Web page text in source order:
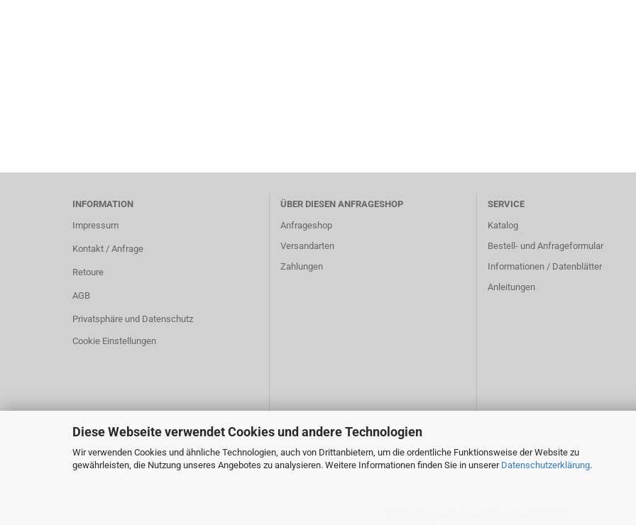
Diese Webseite verwendet Cookies und andere Technologien
Wir verwenden Cookies und ähnliche Technologien, auch von Drittanbietern, um die ordentliche Funktionsweise der Website zu
gewährleisten, die Nutzung unseres Angebotes zu analysieren. Weitere Informationen finden Sie in unserer Datenschutzerklärung.
INFORMATION
Impressum
Kontakt / Anfrage
Retoure
AGB
Privatsphäre und Datenschutz
Cookie Einstellungen
ÜBER DIESEN ANFRAGESHOP
Anfrageshop
Versandarten
Zahlungen
SERVICE
Katalog
Bestell- und Anfrageformular
Informationen / Datenblätter
Anleitungen